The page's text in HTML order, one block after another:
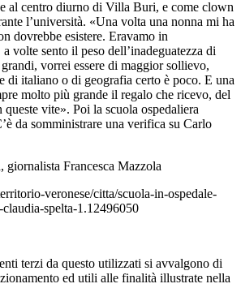
al centro diurno di Villa Buri, e come clown
l’università. «Una volta una nonna mi ha
dovrebbe esistere. Eravamo in
volte sento il peso dell’inadeguatezza di
vorrei essere di maggior sollievo,
di italiano o di geografia certo è poco. E una
molto più grande il regalo che ricevo, del
vite». Poi la scuola ospedaliera
da somministrare una verifica su Carlo
giornalista Francesca Mazzola
veronese/citta/scuola-in-ospedale-
spelta-1.12496050
terzi da questo utilizzati si avvalgono di
ed utili alle finalità illustrate nella